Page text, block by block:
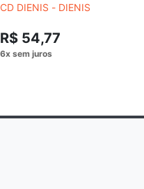
CD DIENIS - DIENIS
R$ 54,77